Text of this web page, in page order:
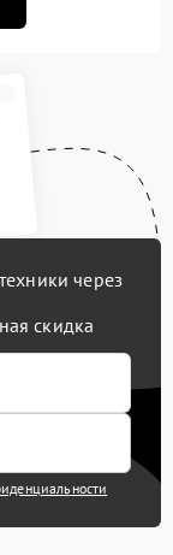
через
скидка